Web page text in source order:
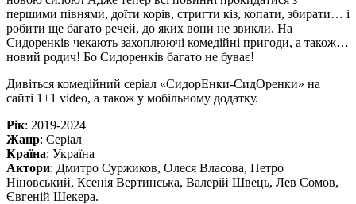
першими півнями, доїти корів, стригти кіз, копати, збирати… і
робити ще багато речей, до яких вони не звикли. На
Сидоренків чекають захоплюючі комедійні пригоди, а також…
новий родич! Бо Сидоренків багато не буває!
Дивіться комедійний серіал «СидорЕнки-СидОренки» на
сайті 1+1 video, а також у мобільному додатку.
Рік: 2019-2024
Жанр: Серіал
Країна: Україна
Актори: Дмитро Суржиков, Олеся Власова, Петро
Ніновський, Ксенія Вертинська, Валерій Швець, Лев Сомов,
Євгеній Шекера.